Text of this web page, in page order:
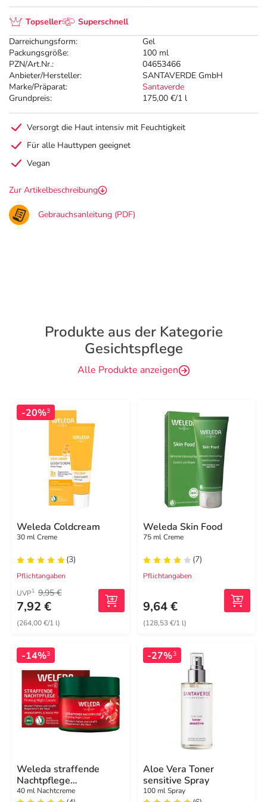
Topseller
Superschnell
Darreichungsform:
Gel
Packungsgröße:
100 ml
PZN/Art.Nr.:
04653466
Anbieter/Hersteller:
SANTAVERDE GmbH
Marke/Präparat:
Santaverde
Grundpreis:
175,00 €/1 l
Versorgt die Haut intensiv mit Feuchtigkeit
Für alle Hauttypen geeignet
Vegan
Zur Artikelbeschreibung
Gebrauchsanleitung (PDF)
Produkte aus der Kategorie
Gesichtspflege
Alle Produkte anzeigen
-20%3
Weleda Coldcream
30 ml Creme
(3)
Pflichtangaben
UVP1 9,95 €
7,92 €
(264,00 €/1 l)
Weleda Skin Food
75 ml Creme
(7)
Pflichtangaben
9,64 €
(128,53 €/1 l)
-14%3
Weleda straffende
Nachtpflege
Granatapfel & Maca
40 ml Nachtcreme
-27%3
Aloe Vera Toner
sensitive Spray
100 ml Spray